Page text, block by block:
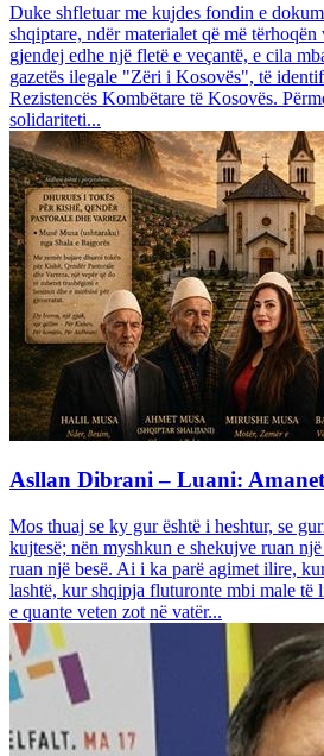
Duke shfletuar me kujdes fondin e
shqiptare, ndër materialet që më
gjendej edhe një fletë e veçantë, e cila
gazetës ilegale "Zëri i Kosovës", të
Rezistencës Kombëtare të Kosovës.
solidariteti...
Asllan Dibrani – Luani:
Mos thuaj se ky gur është i heshtur, se
kujtesë; nën myshkun e shekujve ruan
ruan një besë. Ai i ka parë agimet ilire,
lashtë, kur shqipja fluturonte mbi male të
e quante veten zot në vatër...